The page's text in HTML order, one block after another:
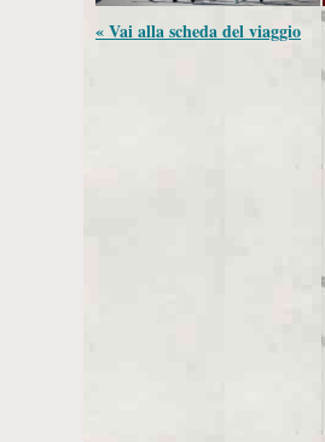
« Vai alla scheda del viaggio